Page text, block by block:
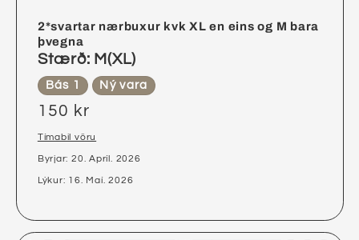
2*svartar nærbuxur kvk XL en eins og M bara
þvegna
Stærð: M(XL)
Bás 1 Ný vara
150 kr
Tímabil vöru
Byrjar: 20. Apríl. 2026
Lýkur: 16. Maí. 2026